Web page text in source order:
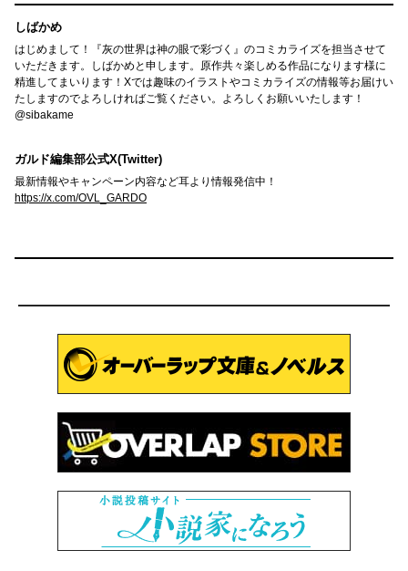
しばかめ
はじめまして！『灰の世界は神の眼で彩づく』のコミカライズを担当させて
いただきます。しばかめと申します。原作共々楽しめる作品になります様に
精進してまいります！Xでは趣味のイラストやコミカライズの情報等お届けい
たしますのでよろしければご覧ください。よろしくお願いいたします！
@sibakame
ガルド編集部公式X(Twitter)
最新情報やキャンペーン内容など耳より情報発信中！
https://x.com/OVL_GARDO